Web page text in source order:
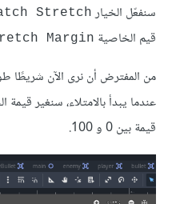
سنفعّل الخيار Stretch
قيم الخاصية Margin
من المفترض أن نرى الآن شريطًا
عندما يبدأ بالامتلاء، سنغير قيمة
قيمة بين 0 و 100.